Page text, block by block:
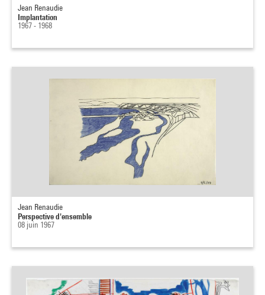
Jean Renaudie
Implantation
1967 - 1968
Jean Renaudie
Perspective d'ensemble
08 juin 1967